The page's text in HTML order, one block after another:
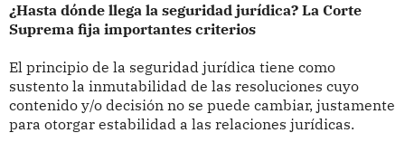
¿Hasta dónde llega la seguridad jurídica? La Corte
Suprema fija importantes criterios
El principio de la seguridad jurídica tiene como
sustento la inmutabilidad de las resoluciones cuyo
contenido y/o decisión no se puede cambiar, justamente
para otorgar estabilidad a las relaciones jurídicas.